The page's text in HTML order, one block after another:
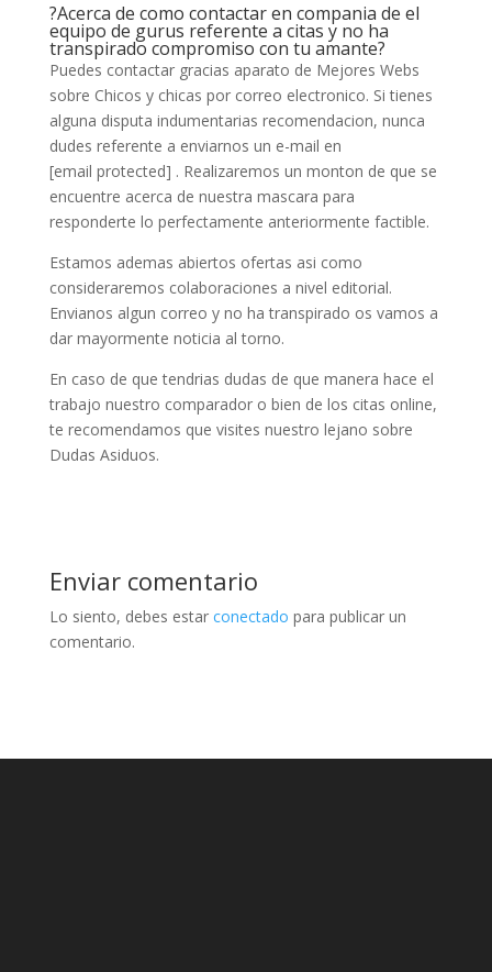
?Acerca de como contactar en compania de el
equipo de gurus referente a citas y no ha
transpirado compromiso con tu amante?
Puedes contactar gracias aparato de Mejores Webs
sobre Chicos y chicas por correo electronico. Si tienes
alguna disputa indumentarias recomendacion, nunca
dudes referente a enviarnos un e-mail en
[email protected] . Realizaremos un monton de que se
encuentre acerca de nuestra mascara para
responderte lo perfectamente anteriormente factible.
Estamos ademas abiertos ofertas asi­ como
consideraremos colaboraciones a nivel editorial.
Envianos algun correo y no ha transpirado os vamos a
dar mayormente noticia al torno.
En caso de que tendri­as dudas de que manera hace el
trabajo nuestro comparador o bien de los citas online,
te recomendamos que visites nuestro lejano sobre
Dudas Asiduos.
Enviar comentario
Lo siento, debes estar conectado para publicar un
comentario.